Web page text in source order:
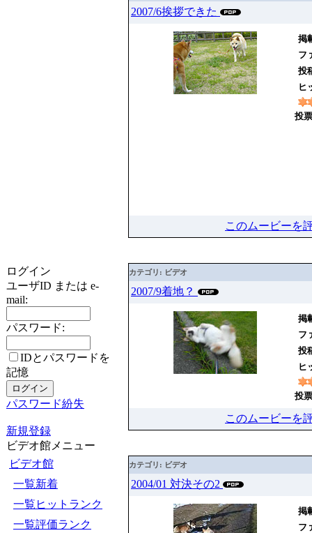
ログイン
ユーザID または e-
mail:
パスワード:
IDとパスワードを
記憶
パスワード紛失
新規登録
ビデオ館メニュー
ビデオ館
一覧新着
一覧ヒットランク
一覧評価ランク
2007/6挨拶できた
掲
フ
投
ヒ
投
このムービーを
カテゴリ: ビデオ
2007/9着地？
掲
フ
投
ヒ
投
このムービーを
カテゴリ: ビデオ
2004/01 対決その2
掲
フ